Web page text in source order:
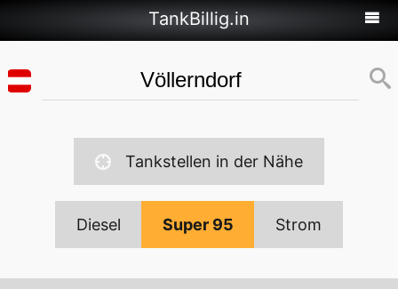
TankBillig.in
Tankstellen in der Nähe
Diesel Super 95 Strom